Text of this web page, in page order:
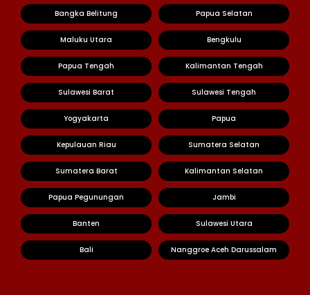
Bangka Belitung Papua Selatan
Maluku Utara Bengkulu
Papua Tengah Kalimantan Tengah
Sulawesi Barat Sulawesi Tengah
Yogyakarta Papua
Kepulauan Riau Sumatera Selatan
Sumatera Barat Kalimantan Selatan
Papua Pegunungan Jambi
Banten Sulawesi Utara
Bali Nanggroe Aceh Darussalam